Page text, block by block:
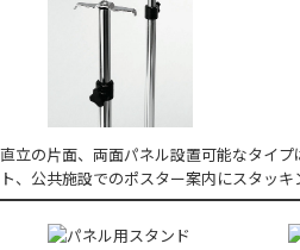
直立の片面、両面パネル設置可能なタイ
ト、公共施設でのポスター案内にスタッキ